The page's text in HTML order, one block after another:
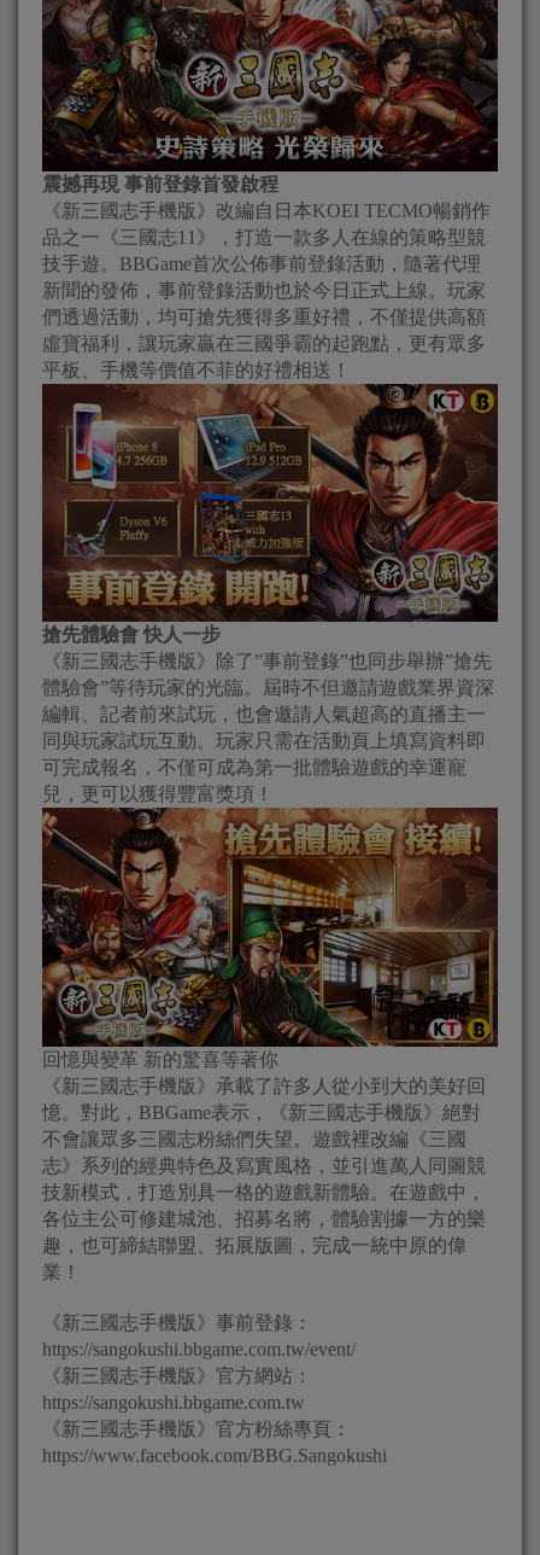
震撼再現 事前登錄首發啟程
《新三國志手機版》改編自日本KOEI TECMO暢銷作
品之一《三國志11》，打造一款多人在線的策略型競
技手遊。BBGame首次公佈事前登錄活動，隨著代理
新聞的發佈，事前登錄活動也於今日正式上線。玩家
們透過活動，均可搶先獲得多重好禮，不僅提供高額
虛寶福利，讓玩家贏在三國爭霸的起跑點，更有眾多
平板、手機等價值不菲的好禮相送！
搶先體驗會 快人一步
《新三國志手機版》除了”事前登錄”也同步舉辦”搶先
體驗會”等待玩家的光臨。屆時不但邀請遊戲業界資深
編輯、記者前來試玩，也會邀請人氣超高的直播主一
同與玩家試玩互動。玩家只需在活動頁上填寫資料即
可完成報名，不僅可成為第一批體驗遊戲的幸運寵
兒，更可以獲得豐富獎項！
回憶與變革 新的驚喜等著你
《新三國志手機版》承載了許多人從小到大的美好回
憶。對此，BBGame表示，《新三國志手機版》絕對
不會讓眾多三國志粉絲們失望。遊戲裡改編《三國
志》系列的經典特色及寫實風格，並引進萬人同圖競
技新模式，打造別具一格的遊戲新體驗。在遊戲中，
各位主公可修建城池、招募名將，體驗割據一方的樂
趣，也可締結聯盟、拓展版圖，完成一統中原的偉
業！
《新三國志手機版》事前登錄：
https://sangokushi.bbgame.com.tw/event/
《新三國志手機版》官方網站：
https://sangokushi.bbgame.com.tw
《新三國志手機版》官方粉絲專頁：
https://www.facebook.com/BBG.Sangokushi